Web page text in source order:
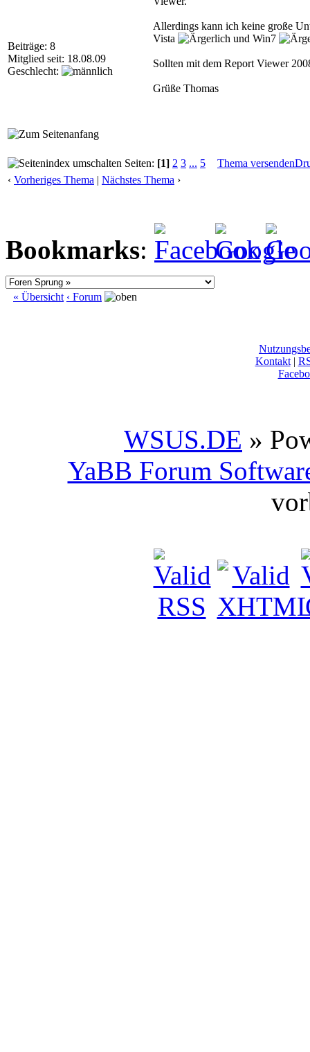
Beiträge: 8
Mitglied seit: 18.08.09
Geschlecht:
Allerdings kann ich keine große
Vista
und Win7
Sollten mit dem Report Viewer
Grüße Thomas
Seiten: [1] 2 3 ... 5 Thema versenden
‹ Vorheriges Thema | Nächstes Thema ›
Bookmarks:
« Übersicht ‹ Forum
Kontakt|
WSUS.DE »
YaBB Forum